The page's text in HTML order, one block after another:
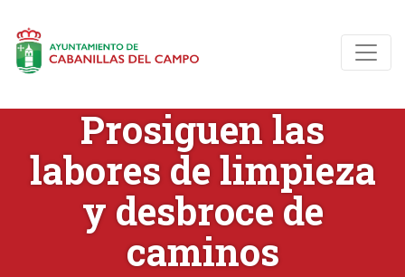
Prosiguen las
labores de limpieza
y desbroce de
caminos